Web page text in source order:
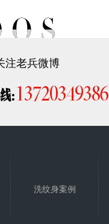
注老兵微博
: 13720349386
洗纹身案例